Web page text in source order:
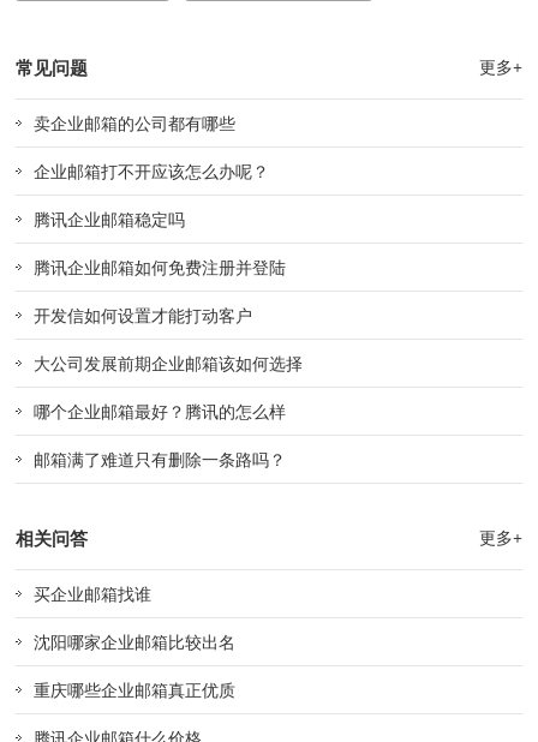
常见问题 更多+
卖企业邮箱的公司都有哪些
企业邮箱打不开应该怎么办呢？
腾讯企业邮箱稳定吗
腾讯企业邮箱如何免费注册并登陆
开发信如何设置才能打动客户
大公司发展前期企业邮箱该如何选择
哪个企业邮箱最好？腾讯的怎么样
邮箱满了难道只有删除一条路吗？
相关问答 更多+
买企业邮箱找谁
沈阳哪家企业邮箱比较出名
重庆哪些企业邮箱真正优质